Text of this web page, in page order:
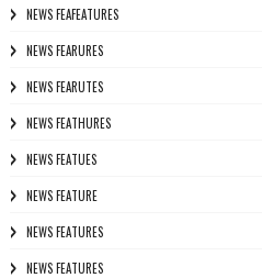
NEWS FEAFEATURES
NEWS FEARURES
NEWS FEARUTES
NEWS FEATHURES
NEWS FEATUES
NEWS FEATURE
NEWS FEATURES
NEWS FEATURES